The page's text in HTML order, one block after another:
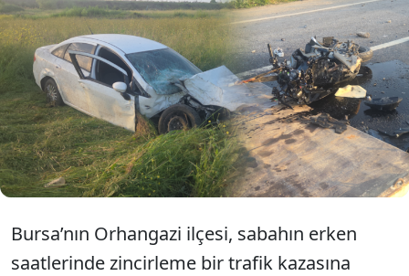
Bursa'da bir otomobil tarlaya uçarken, kaza
anında elektrik direğini devirdi. Çarpan
direğe ise yoldan geçen başka bir
motosiklet çarptı. Kazada 1'i ağır 4 kişi
yaralandı.
Bursa’nın Orhangazi ilçesi, sabahın erken
saatlerinde zincirleme bir trafik kazasına